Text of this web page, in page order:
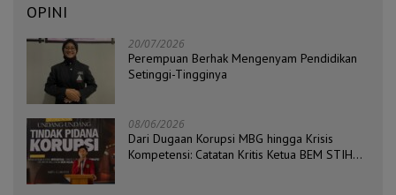
OPINI
20/07/2026
Perempuan Berhak Mengenyam Pendidikan
Setinggi-Tingginya
08/06/2026
Dari Dugaan Korupsi MBG hingga Krisis
Kompetensi: Catatan Kritis Ketua BEM STIH